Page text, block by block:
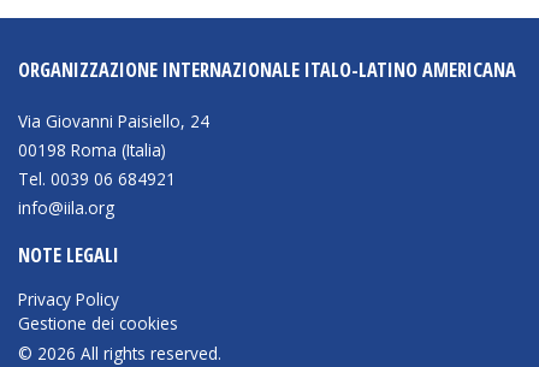
ORGANIZZAZIONE INTERNAZIONALE ITALO-LATINO AMERICANA
Via Giovanni Paisiello, 24
00198 Roma (Italia)
Tel. 0039 06 684921
info@iila.org
NOTE LEGALI
Privacy Policy
Gestione dei cookies
© 2026 All rights reserved.